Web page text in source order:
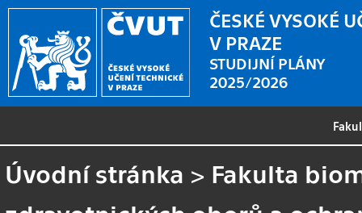
ČESKÉ VYSOKÉ
V PRAZE
STUDIJNÍ PLÁNY
2025/2026
Úvodní stránka > Fakulta